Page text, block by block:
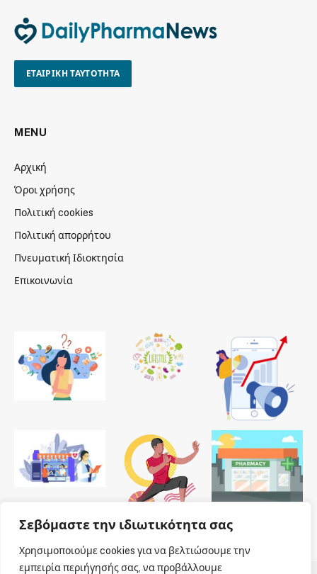
Σεβόμαστε την ιδιωτικότητα σας
Χρησιμοποιούμε cookies για να βελτιώσουμε την
εμπειρία περιήγησής σας, να προβάλλουμε
ΕΤΑΙΡΙΚΗ ΤΑΥΤΟΤΗΤΑ
MENU
Αρχική
Όροι χρήσης
Πολιτική cookies
Πολιτική απορρήτου
Πνευματική Ιδιοκτησία
Επικοινωνία